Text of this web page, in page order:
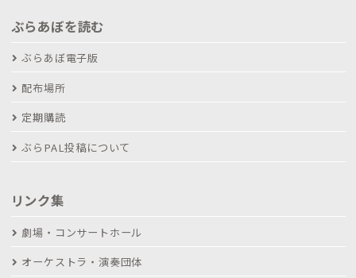
ぶらあぼを読む
ぶらあぼ電子版
配布場所
定期購読
ぶらPAL投稿について
リンク集
劇場・コンサートホール
オーケストラ・演奏団体